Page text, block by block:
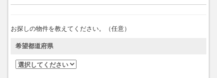
お探しの物件を教えてください。（任意）
希望都道府県